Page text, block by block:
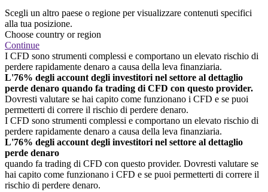
Scegli un altro paese o regione per visualizzare contenuti specifici
alla tua posizione.
Choose country or region
Continue
I CFD sono strumenti complessi e comportano un elevato rischio di
perdere rapidamente denaro a causa della leva finanziaria.
L'76% degli account degli investitori nel settore al dettaglio
perde denaro quando fa trading di CFD con questo provider.
Dovresti valutare se hai capito come funzionano i CFD e se puoi
permetterti di correre il rischio di perdere denaro.
I CFD sono strumenti complessi e comportano un elevato rischio di
perdere rapidamente denaro a causa della leva finanziaria.
L'76% degli account degli investitori nel settore al dettaglio
perde denaro
quando fa trading di CFD con questo provider. Dovresti valutare se
hai capito come funzionano i CFD e se puoi permetterti di correre il
rischio di perdere denaro.